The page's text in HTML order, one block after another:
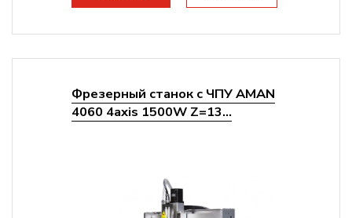
Фрезерный станок с ЧПУ AMAN
4060 4axis 1500W Z=13...